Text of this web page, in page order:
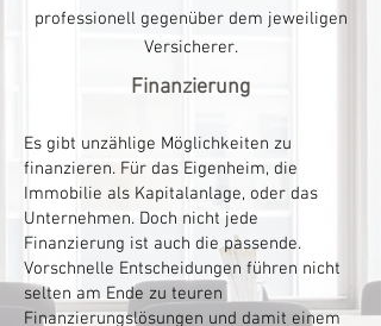
professionell gegenüber dem jeweiligen
Versicherer.
Finanzierung
Es gibt unzählige Möglichkeiten zu
finanzieren. Für das Eigenheim, die
Immobilie als Kapitalanlage, oder das
Unternehmen. Doch nicht jede
Finanzierung ist auch die passende.
Vorschnelle Entscheidungen führen nicht
selten am Ende zu teuren
Finanzierungslösungen und damit einem